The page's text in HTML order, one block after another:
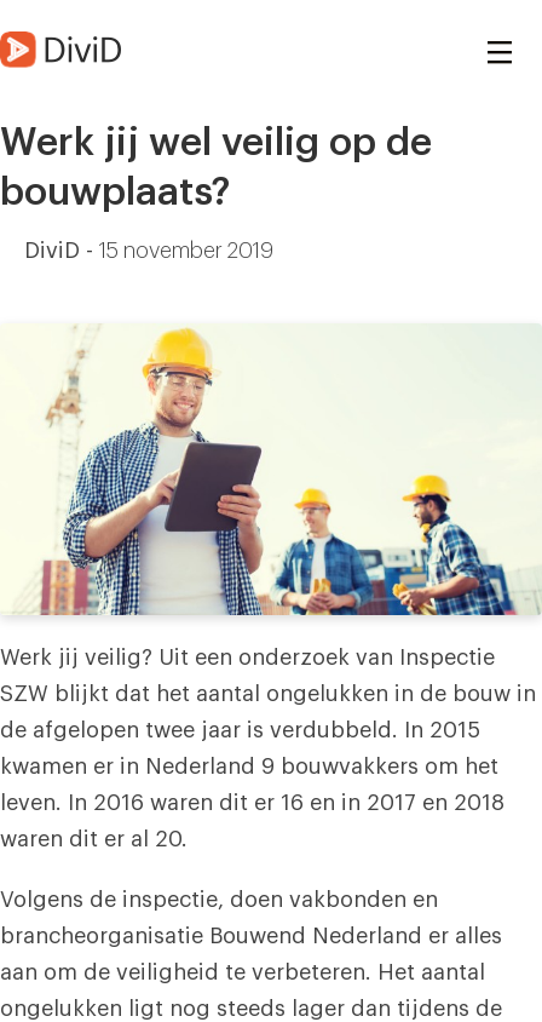
Werk jij wel veilig op de
bouwplaats?
DiviD - 15 november 2019
Werk jij veilig? Uit een onderzoek van Inspectie
SZW blijkt dat het aantal ongelukken in de bouw in
de afgelopen twee jaar is verdubbeld. In 2015
kwamen er in Nederland 9 bouwvakkers om het
leven. In 2016 waren dit er 16 en in 2017 en 2018
waren dit er al 20.
Volgens de inspectie, doen vakbonden en
brancheorganisatie Bouwend Nederland er alles
aan om de veiligheid te verbeteren. Het aantal
ongelukken ligt nog steeds lager dan tijdens de